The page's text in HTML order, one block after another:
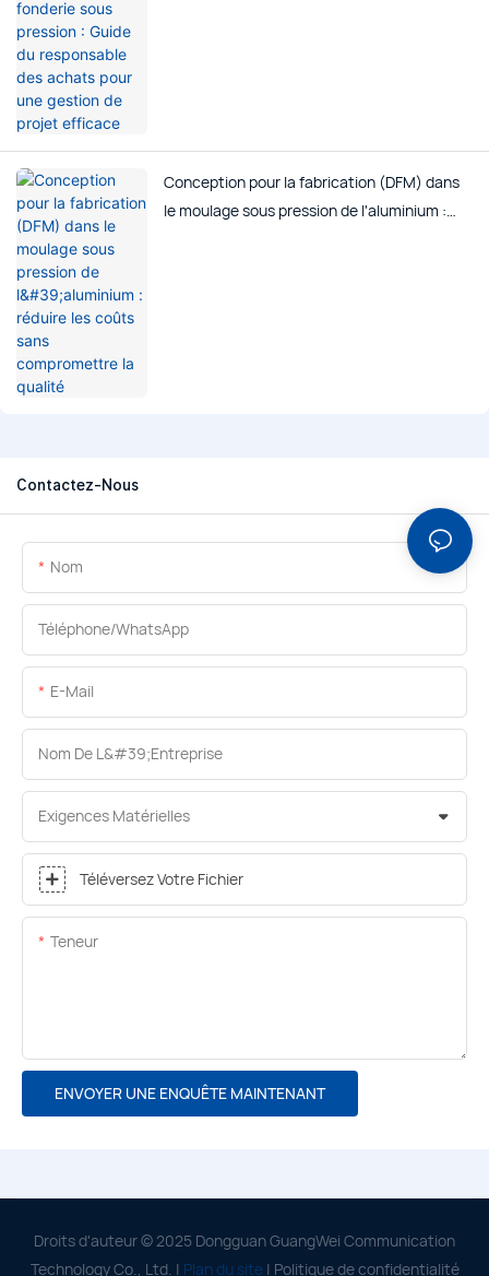
Conception pour la fabrication (DFM) dans
le moulage sous pression de l'aluminium :
Contactez-Nous
Nom
Téléphone/WhatsApp
E-Mail
Nom De L&#39;entreprise
Exigences Matérielles
Téléversez Votre Fichier
Teneur
ENVOYER UNE ENQUÊTE MAINTENANT
Droits d'auteur © 2025 Dongguan GuangWei Communication
Technology Co., Ltd. | Plan du site | Politique de confidentialité